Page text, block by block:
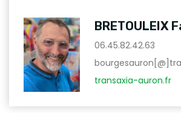
BRETOULEIX
06.45.82.42.63
transaxia-auron.fr